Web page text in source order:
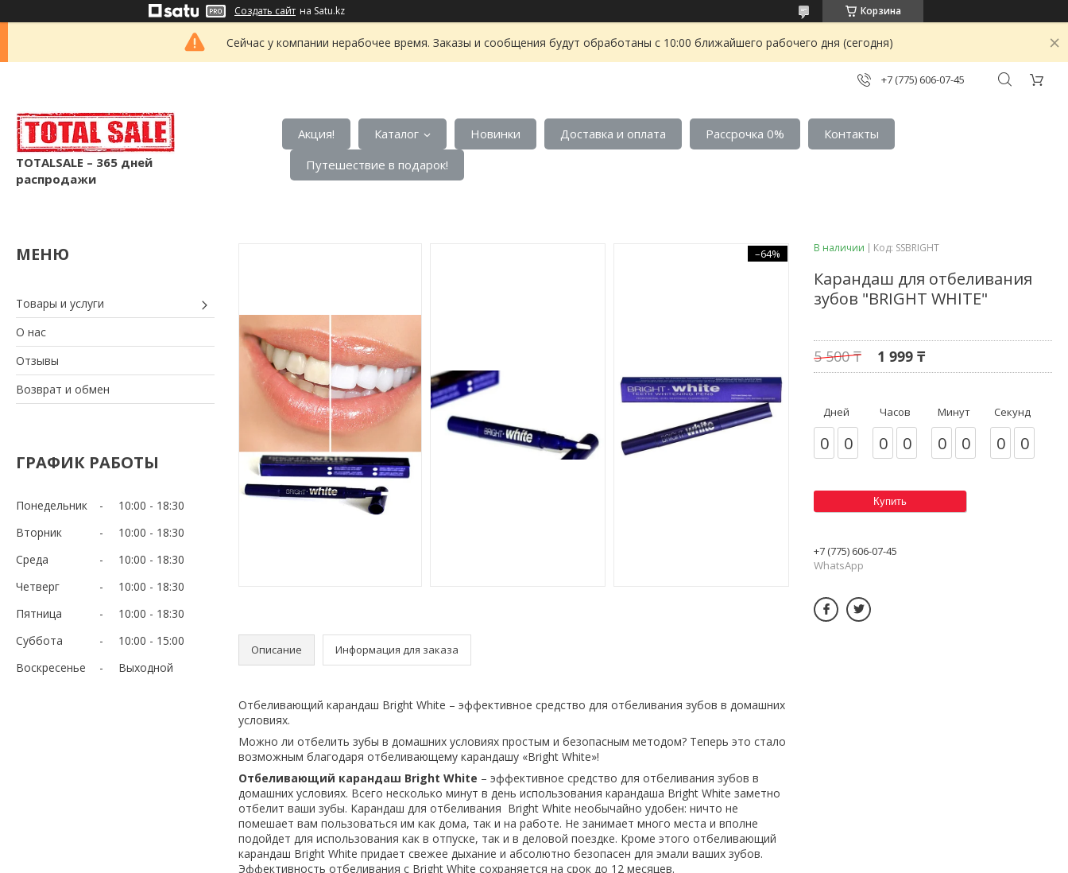
Создать сайт на Satu.kz Корзина
Сейчас у компании нерабочее время. Заказы и сообщения будут обработаны с 10:00 ближайшего рабочего дня (сегодня)
+7 (775) 606-07-45
TOTALSALE – 365 дней
распродажи
Акция! Каталог Новинки Доставка и оплата Рассрочка 0%
Контакты
Путешествие в подарок!
Товары и услуги
О нас
Отзывы
Возврат и обмен
ГРАФИК РАБОТЫ
Понедельник 10:00
18:30
Вторник
10:00
18:30
Среда
10:00
18:30
Четверг
10:00
18:30
Пятница
10:00
18:30
Суббота
10:00
15:00
Воскресенье
Выходной
–64%
Описание Информация для заказа
Отбеливающий карандаш Bright White – эффективное средство для отбеливания зубов в домашних
условиях.
Можно ли отбелить зубы в домашних условиях простым и безопасным методом? Теперь это стало
возможным благодаря отбеливающему карандашу «Bright White»!
Отбеливающий карандаш Bright White – эффективное средство для отбеливания зубов в
домашних условиях. Всего несколько минут в день использования карандаша Bright White заметно
отбелит ваши зубы. Карандаш для отбеливания Bright White необычайно удобен: ничто не
помешает вам пользоваться им как дома, так и на работе. Не занимает много места и вполне
подойдет для использования как в отпуске, так и в деловой поездке. Кроме этого отбеливающий
карандаш Bright White придает свежее дыхание и абсолютно безопасен для эмали ваших зубов.
Эффективность отбеливания с Bright White сохраняется на срок до 12 месяцев.
В наличии Код: SSBRIGHT
Карандаш для отбеливания
зубов "BRIGHT WHITE"
5 500 ₸ 1 999 ₸
Дней
0 0
Часов
0 0
Минут
0 0
Секунд
0 0
Купить
+7 (775) 606-07-45
WhatsApp